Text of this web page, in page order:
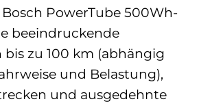
PowerTube 500Wh-
beeindruckende
bis zu 100 km (abhängig
und Belastung),
und ausgedehnte